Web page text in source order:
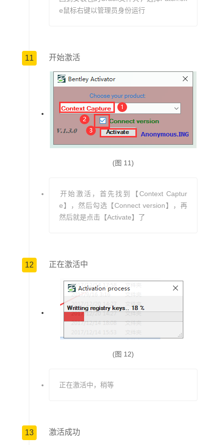
e鼠标右键以管理员身份运行
11 开始激活
(图 11)
开始激活，首先找到【Context Captur
e】，然后勾选【Connect version】，再
然后就是点击【Activate】了
12 正在激活中
(图 12)
正在激活中，稍等
13 激活成功